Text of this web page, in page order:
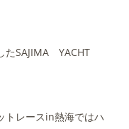
たSAJIMA YACHT
トレースin熱海ではハ